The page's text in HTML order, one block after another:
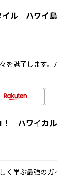
ル ハワイ
を魅了します
ハワイカ
く学ぶ最強の